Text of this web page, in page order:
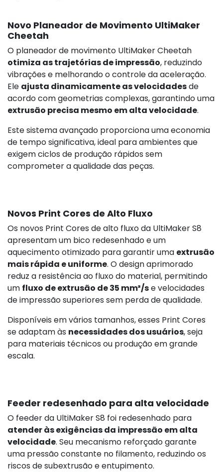
795,00 €s/
Novo Planeador de Movimento UltiMaker
Cheetah
O planeador de movimento UltiMaker Cheetah
otimiza as trajetórias de impressão, reduzindo
vibrações e melhorando o controle da aceleração.
Ele ajusta dinamicamente as velocidadesde
acordo com geometrias complexas, garantindo uma
extrusão precisa mesmo em alta velocidade.
Este sistema avançado proporciona uma economia
de tempo significativa, ideal para ambientes que
exigem ciclos de produção rápidos sem
comprometer a qualidade das peças.
Novos Print Cores de Alto Fluxo
Os novos Print Cores de alto fluxo da UltiMaker S8
apresentam um bico redesenhado e um
aquecimento otimizado para garantir uma extrusão
mais rápida e uniforme. O design aprimorado
reduz a resistência ao fluxo do material, permitindo
um fluxo de extrusão de 35 mm³/se velocidades
de impressão superiores sem perda de qualidade.
Disponíveis em vários tamanhos, esses Print Cores
se adaptam às necessidades dos usuários, seja
para materiais técnicos ou produção em grande
escala.
Feeder redesenhado para alta velocidade
O feeder da UltiMaker S8 foi redesenhado para
atender às exigências da impressão em alta
velocidade. Seu mecanismo reforçado garante
uma pressão constante no filamento, reduzindo os
riscos de subextrusão e entupimento.